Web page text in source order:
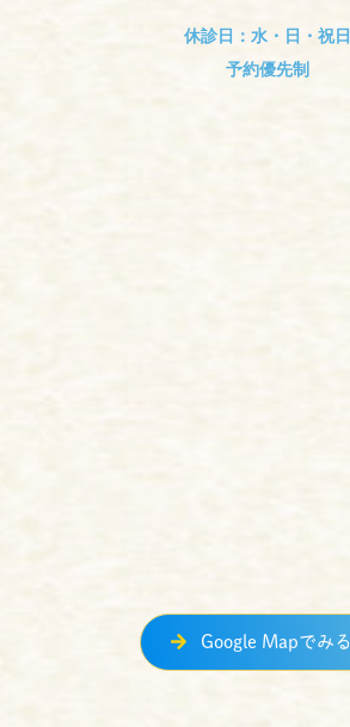
休診日：水・日・祝日
予約優先制
Google Mapでみる